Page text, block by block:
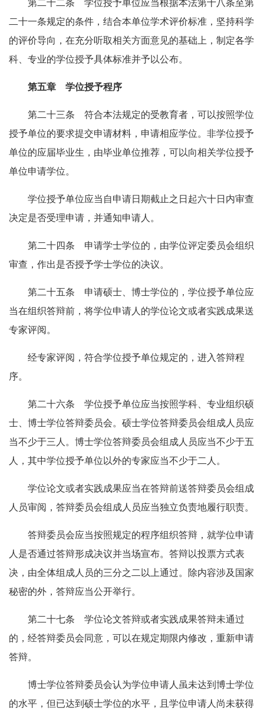
第二十二条 学位授予单位应当根据本法第十八条至第
二十一条规定的条件，结合本单位学术评价标准，坚持科学
的评价导向，在充分听取相关方面意见的基础上，制定各学
科、专业的学位授予具体标准并予以公布。
第五章 学位授予程序
第二十三条 符合本法规定的受教育者，可以按照学位
授予单位的要求提交申请材料，申请相应学位。非学位授予
单位的应届毕业生，由毕业单位推荐，可以向相关学位授予
单位申请学位。
学位授予单位应当自申请日期截止之日起六十日内审查
决定是否受理申请，并通知申请人。
第二十四条 申请学士学位的，由学位评定委员会组织
审查，作出是否授予学士学位的决议。
第二十五条 申请硕士、博士学位的，学位授予单位应
当在组织答辩前，将学位申请人的学位论文或者实践成果送
专家评阅。
经专家评阅，符合学位授予单位规定的，进入答辩程
序。
第二十六条 学位授予单位应当按照学科、专业组织硕
士、博士学位答辩委员会。硕士学位答辩委员会组成人员应
当不少于三人。博士学位答辩委员会组成人员应当不少于五
人，其中学位授予单位以外的专家应当不少于二人。
学位论文或者实践成果应当在答辩前送答辩委员会组成
人员审阅，答辩委员会组成人员应当独立负责地履行职责。
答辩委员会应当按照规定的程序组织答辩，就学位申请
人是否通过答辩形成决议并当场宣布。答辩以投票方式表
决，由全体组成人员的三分之二以上通过。除内容涉及国家
秘密的外，答辩应当公开举行。
第二十七条 学位论文答辩或者实践成果答辩未通过
的，经答辩委员会同意，可以在规定期限内修改，重新申请
答辩。
博士学位答辩委员会认为学位申请人虽未达到博士学位
的水平，但已达到硕士学位的水平，且学位申请人尚未获得